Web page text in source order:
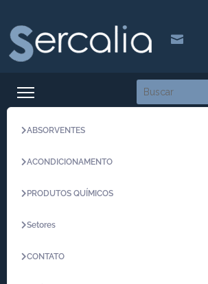

ABSORVENTES
ACONDICIONAMENTO
PRODUTOS QUÍMICOS
Setores
CONTATO